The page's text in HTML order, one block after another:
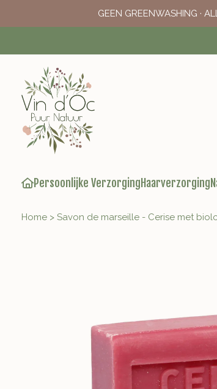
GEEN GREENWASHING ·
Persoonlijke VerzorgingHaarverzorging
Home > Savon de marseille - Cerise met